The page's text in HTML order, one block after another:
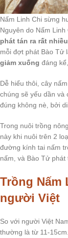
Nấm Linh Chi sừng
Nguyên do Nấm
phát tán ra rất
mỗi đợt phát Bào Tử
giảm xuống đáng
Dễ hiểu thôi, cây
chúng sẽ yếu dần và
đúng không nè, bởi
Trong nuôi trồng
này khi nuôi trên 2
đường kính tai nấm
nấm, và Bào Tử
Trồng Nấm
người Việt
So với người Việt
thường là từ 11-